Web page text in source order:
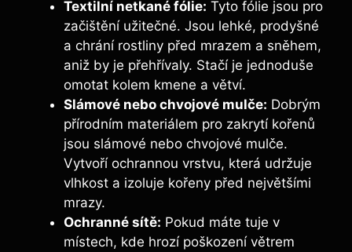
Textilní netkané fólie: Tyto fólie jsou pro
začištění užitečné. Jsou lehké, prodyšné
a chrání rostliny před mrazem a sněhem,
aniž by je přehřívaly. Stačí je jednoduše
omotat kolem kmene a větví.
Slámové nebo chvojové mulče: Dobrým
přírodním materiálem pro zakrytí kořenů
jsou slámové nebo chvojové mulče.
Vytvoří ochrannou vrstvu, která udržuje
vlhkost a izoluje kořeny před největšími
mrazy.
Ochranné sítě: Pokud máte tuje v
místech, kde hrozí poškození větrem